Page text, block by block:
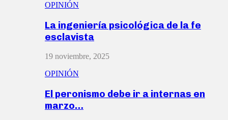
OPINIÓN
La ingeniería psicológica de la fe
esclavista
19 noviembre, 2025
OPINIÓN
El peronismo debe ir a internas en
marzo…